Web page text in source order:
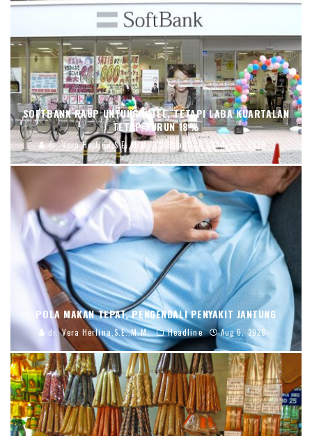
SOFTBANK RAUP UNTUNG INTEL, TETAPI LABA KUARTALAN
TETAP TURUN 18%
dr. Vera Herlina,S.E.,M.M. Headline Aug 6, 2026
POLA MAKAN TEPAT, PENGENDALI PENYAKIT JANTUNG
dr. Vera Herlina,S.E.,M.M. Headline Aug 6, 2026